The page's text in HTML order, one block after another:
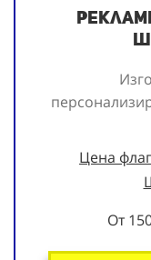
Цена
От